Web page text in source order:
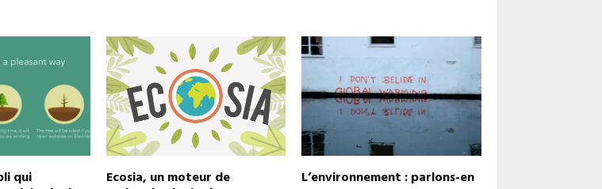
qui Ecosia, un moteur de L’environnement : parlons-en